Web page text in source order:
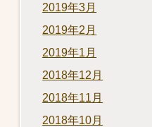
2019年3月
2019年2月
2019年1月
2018年12月
2018年11月
2018年10月